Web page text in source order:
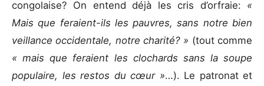
congolaise? On entend déjà les cris d’orfraie: «
Mais que feraient-ils les pauvres, sans notre bien
veillance occidentale, notre charité? » (tout comme
« mais que feraient les clochards sans la soupe
populaire, les restos du cœur »…). Le patronat et